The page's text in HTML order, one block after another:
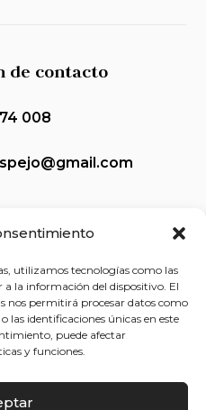
utilizamos tecnologías como las
a la información del dispositivo. El
nos permitirá procesar datos como
identificaciones únicas en este
puede afectar
y funciones.
de contacto
008
legal
privacidad
(UE)